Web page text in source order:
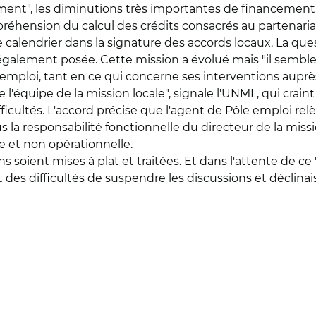
les diminutions très importantes de
du calcul des crédits consacrés au
dans la signature des accords locaux. La
posée. Cette mission a évolué mais "il
tant en ce qui concerne ses interventions
de la mission locale", signale l'UNML, qui
L'accord précise que l'agent de Pôle emploi
la responsabilité fonctionnelle du directeur de la
et non opérationnelle.
soient mises à plat et traitées. Et dans l'attente de
difficultés de suspendre les discussions et